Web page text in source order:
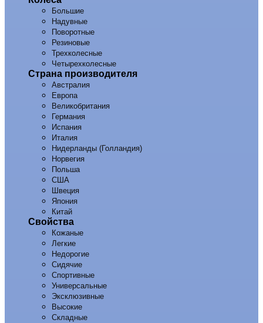
Большие
Надувные
Поворотные
Резиновые
Трехколесные
Четырехколесные
Страна производителя
Австралия
Европа
Великобритания
Германия
Испания
Италия
Нидерланды (Голландия)
Норвегия
Польша
США
Швеция
Япония
Китай
Свойства
Кожаные
Легкие
Недорогие
Сидячие
Спортивные
Универсальные
Эксклюзивные
Высокие
Складные